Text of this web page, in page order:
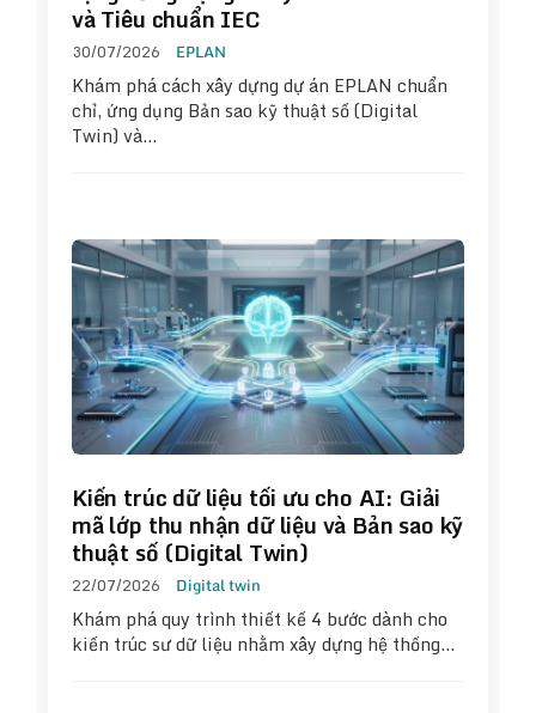
và Tiêu chuẩn IEC
30/07/2026 EPLAN
Khám phá cách xây dựng dự án EPLAN chuẩn
chỉ, ứng dụng Bản sao kỹ thuật số (Digital
Twin) và…
Kiến trúc dữ liệu tối ưu cho AI: Giải
mã lớp thu nhận dữ liệu và Bản sao kỹ
thuật số (Digital Twin)
22/07/2026 Digital twin
Khám phá quy trình thiết kế 4 bước dành cho
kiến trúc sư dữ liệu nhằm xây dựng hệ thống…